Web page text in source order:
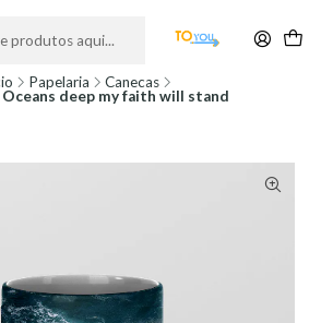
às 10H.
Papelaria
Canecas
Oceans deep my faith will stand